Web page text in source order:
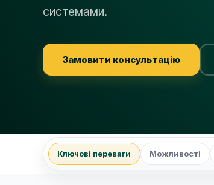
системами.
Замовити консультацію
Ключові переваги Можливості